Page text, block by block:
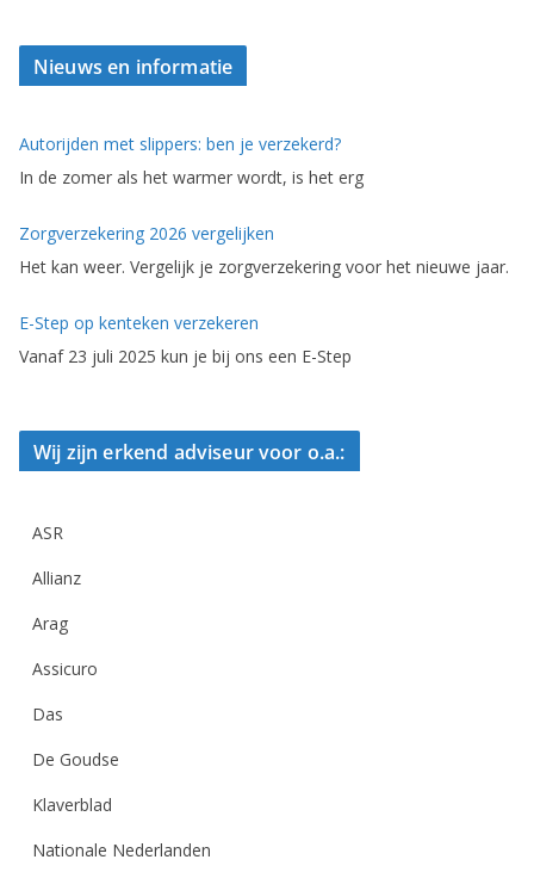
Nieuws en informatie
Autorijden met slippers: ben je verzekerd?
In de zomer als het warmer wordt, is het erg
Zorgverzekering 2026 vergelijken
Het kan weer. Vergelijk je zorgverzekering voor het nieuwe jaar.
E-Step op kenteken verzekeren
Vanaf 23 juli 2025 kun je bij ons een E-Step
Wij zijn erkend adviseur voor o.a.:
ASR
Allianz
Arag
Assicuro
Das
De Goudse
Klaverblad
Nationale Nederlanden